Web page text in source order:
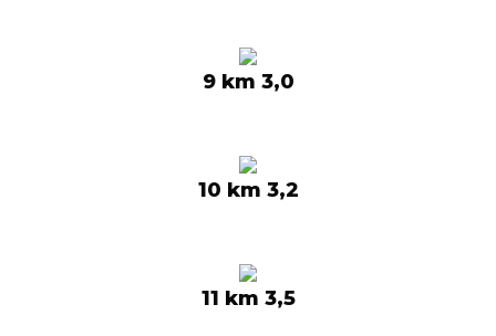
9 km 3,0
10 km 3,2
11 km 3,5